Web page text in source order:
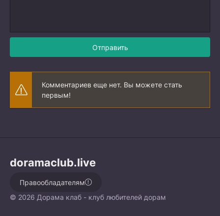
Отправить
Комментариев еще нет. Вы можете стать
первым!
doramaclub.live
Правообладателям
© 2026 Дорама клаб - клуб любителей дорам